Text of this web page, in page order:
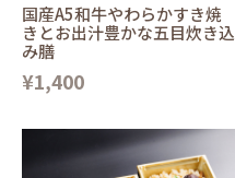
国産A5和牛やわらかすき焼
きとお出汁豊かな五目炊き込
み膳
¥1,400